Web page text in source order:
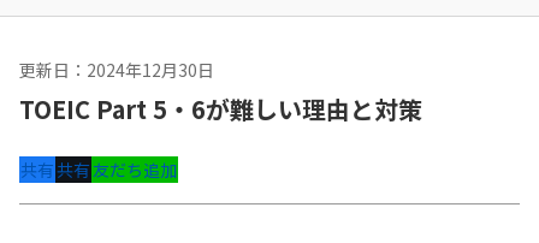
更新日：2024年12月30日
TOEIC Part 5・6が難しい理由と対策
共有共有友だち追加